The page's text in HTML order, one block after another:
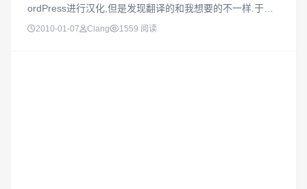
ordPress进行汉化,但是发现翻译的和我想要的不一样.于是
就上网查了查.找到了一个好用的工具.我们知道语言包是两
个文件:zh_CN.po和zh_CN.mo如果你想用文本编辑器来...
2010-01-07 Clang 1559 阅读